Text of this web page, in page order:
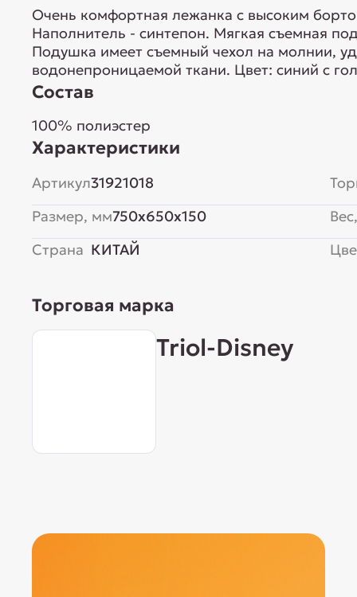
Очень комфортная лежанка c высоким
Наполнитель - синтепон. Мягкая съемная
Подушка имеет съемный чехол на молнии,
водонепроницаемой ткани. Цвет: синий с
Состав
100% полиэстер
Характеристики
Артикул31921018
Размер, мм750x650x150
Страна КИТАЙ
Торговая марка
Triol-Disney